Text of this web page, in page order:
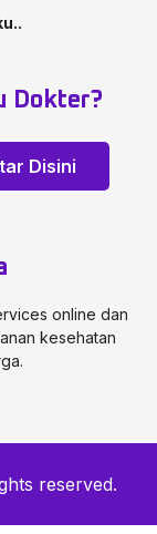
Dokter?
Disini
online dan
kesehatan
reserved.